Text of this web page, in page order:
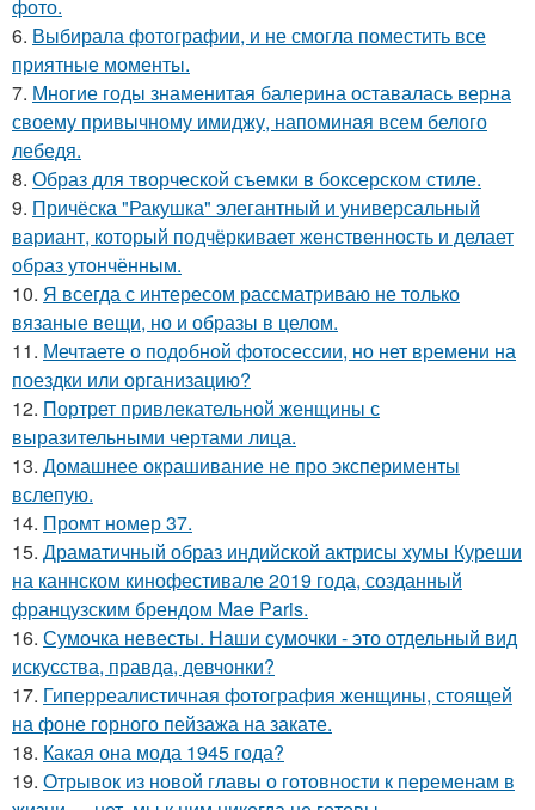
фото.
6. Выбирала фотографии, и не смогла поместить все
приятные моменты.
7. Многие годы знаменитая балерина оставалась верна
своему привычному имиджу, напоминая всем белого
лебедя.
8. Образ для творческой съемки в боксерском стиле.
9. Причёска "Ракушка" элегантный и универсальный
вариант, который подчёркивает женственность и делает
образ утончённым.
10. Я всегда с интересом рассматриваю не только
вязаные вещи, но и образы в целом.
11. Мечтаете о подобной фотосессии, но нет времени на
поездки или организацию?
12. Портрет привлекательной женщины с
выразительными чертами лица.
13. Домашнее окрашивание не про эксперименты
вслепую.
14. Промт номер 37.
15. Драматичный образ индийской актрисы хумы Куреши
на каннском кинофестивале 2019 года, созданный
французским брендом Mae Paris.
16. Сумочка невесты. Наши сумочки - это отдельный вид
искусства, правда, девчонки?
17. Гиперреалистичная фотография женщины, стоящей
на фоне горного пейзажа на закате.
18. Какая она мода 1945 года?
19. Отрывок из новой главы о готовности к переменам в